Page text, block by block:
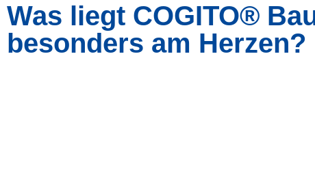
Was liegt COGITO®
besonders am Herzen?